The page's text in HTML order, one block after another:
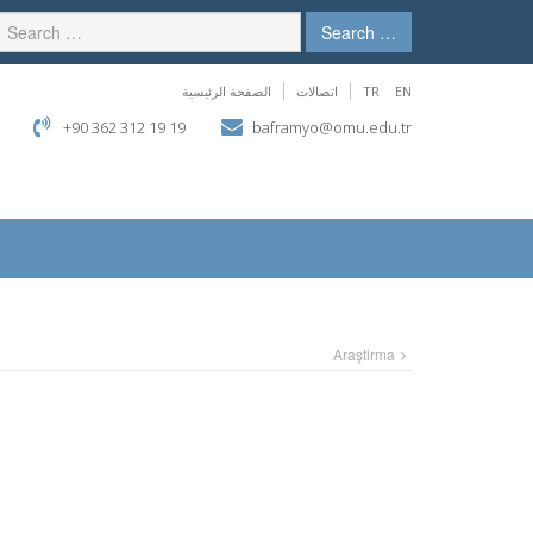
Search …
الصفحة الرئيسية اتصالات TR EN
+90 362 312 19 19 baframyo@omu.edu.tr
Araştirma